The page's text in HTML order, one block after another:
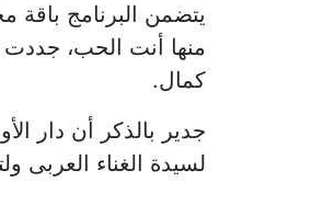
يتضمن البرنامج باقة
منها أنت الحب، جددت
كمال.
جدير بالذكر أن دار
لسيدة الغناء العربى